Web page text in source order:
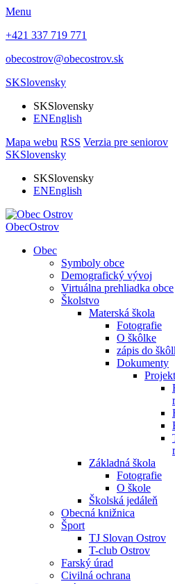
Menu
+421 337 719 771
obecostrov@obecostrov.sk
SKSlovensky
SKSlovensky
ENEnglish
Mapa webu RSS Verzia pre seniorov
SKSlovensky
SKSlovensky
ENEnglish
ObecOstrov
Obec
Symboly obce
Demografický vývoj
Virtuálna prehliadka obce
Školstvo
Materská škola
Fotografie
O škôlke
zápis do
Dokumenty
Základná škola
Fotografie
O škole
Školská jedáleň
Obecná knižnica
Šport
TJ Slovan Ostrov
T-club Ostrov
Farský úrad
Civilná ochrana